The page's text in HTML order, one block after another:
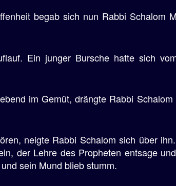
begab sich nun Rabbi Schalom
Ein junger Bursche hatte sich
im Gemüt, drängte Rabbi
neigte Rabbi Schalom sich über
der Lehre des Propheten entsage
sein Mund blieb stumm.